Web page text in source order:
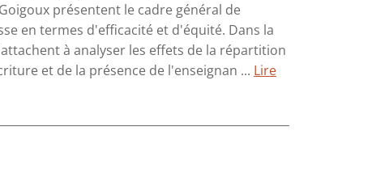
présentent le cadre général de
en termes d'efficacité et d'équité. Dans la
à analyser les effets de la répartition
et de la présence de l'enseignan ... Lire